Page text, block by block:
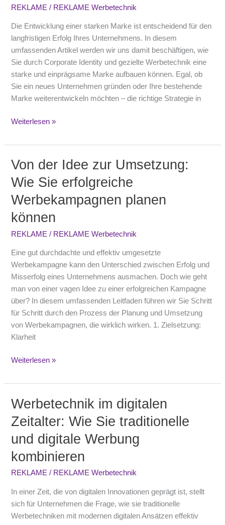
REKLAME / REKLAME Werbetechnik
Die Entwicklung einer starken Marke ist entscheidend für den
langfristigen Erfolg Ihres Unternehmens. In diesem
umfassenden Artikel werden wir uns damit beschäftigen, wie
Sie durch Corporate Identity und gezielte Werbetechnik eine
starke und einprägsame Marke aufbauen können. Egal, ob
Sie ein neues Unternehmen gründen oder Ihre bestehende
Marke weiterentwickeln möchten – die richtige Strategie in
und
Werbetechnik
eine
starke
Marke
aufbauen
Weiterlesen »
Von der Idee zur Umsetzung:
Wie Sie erfolgreiche
Werbekampagnen planen
können
REKLAME / REKLAME Werbetechnik
Eine gut durchdachte und effektiv umgesetzte
Werbekampagne kann den Unterschied zwischen Erfolg und
Misserfolg eines Unternehmens ausmachen. Doch wie geht
man von einer vagen Idee zu einer erfolgreichen Kampagne
über? In diesem umfassenden Leitfaden führen wir Sie Schritt
für Schritt durch den Prozess der Planung und Umsetzung
von Werbekampagnen, die wirklich wirken. 1. Zielsetzung:
Klarheit
Von
Idee
zur
Wie
Sie
Werbekampagnen
planen
können
Weiterlesen »
Werbetechnik im digitalen
Zeitalter: Wie Sie traditionelle
und digitale Werbung
kombinieren
REKLAME / REKLAME Werbetechnik
In einer Zeit, die von digitalen Innovationen geprägt ist, stellt
sich für Unternehmen die Frage, wie sie traditionelle
Werbetechniken mit modernen digitalen Ansätzen effektiv
Werbetechnik
digitalen
Zeitalter:
Sie
traditionelle
digitale
Werbung
kombinieren